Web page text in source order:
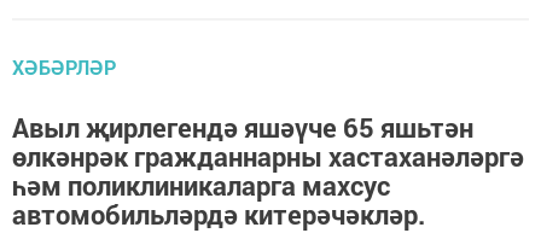
ХӘБӘРЛӘР
Авыл җирлегендә яшәүче 65 яшьтән
өлкәнрәк гражданнарны хастаханәләргә
һәм поликлиникаларга махсус
автомобильләрдә китерәчәкләр.